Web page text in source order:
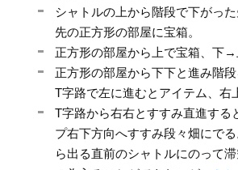
シャトルの上から階段で下がっ
先の正方形の部屋に宝箱。
正方形の部屋から上で宝箱、下→
正方形の部屋から下下と進み階
T字路で左に進むとアイテム、右
T字路から右右とすすみ直進する
プ右下方向へすすみ段々畑にで
ら出る直前のシャトルにのって